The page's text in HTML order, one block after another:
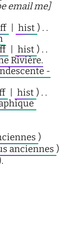
email me]
hist ) . .
hist ) . .
Rivière.
-
hist ) . .
)
anciennes )